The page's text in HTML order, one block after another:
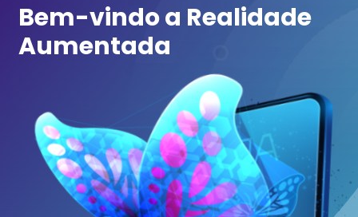
Bem-vindo a Realidade
Aumentada